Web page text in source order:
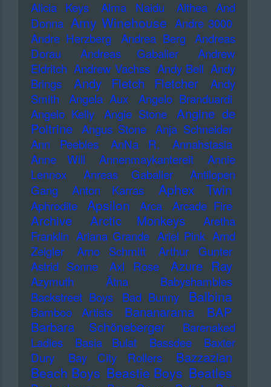
Alicia Keys Alma Naidu
Althea And
Donna Amy Winehouse Andre 3000
Andre Herzberg
Andrea Berg
Andreas
Dorau
Andreas Gabalier
Andrew
Eldritch Andrew Vachss Andy Bell Andy
Brings
Andy Fletch Fletcher
Andy
Smith
Angela Aux
Angelo Branduardi
Angelo Kelly
Angie Stone
Angine de
Poitrine Angus Stone Anja Schneider
Ann Peebles
AnNa R.
Annahstasia
Anne Will
Annenmaykantereit
Annie
Lennox
Anreas Gabalier
Antilopen
Gang
Anton Karras Aphex Twin
Aphrodite Apsilon Arca Arcade Fire
Archive Arctic Monkeys
Aretha
Franklin Ariana Grande Ariel Pink Arnd
Zeigler
Arno Schmitt
Arthur Gunter
Astrid Sonne
Axl Rose Azure Ray
Azymuth Ätna
Babyshambles
Backstreet Boys
Bad Bunny Balbina
Bamboo Artists Bananarama
BAP
Barbara Schöneberger
Barenaked
Ladies
Basia Bulat Bassdee
Baxter
Dury
Bay City Rollers Bazzazian
Beach Boys Beastie Boys Beatles